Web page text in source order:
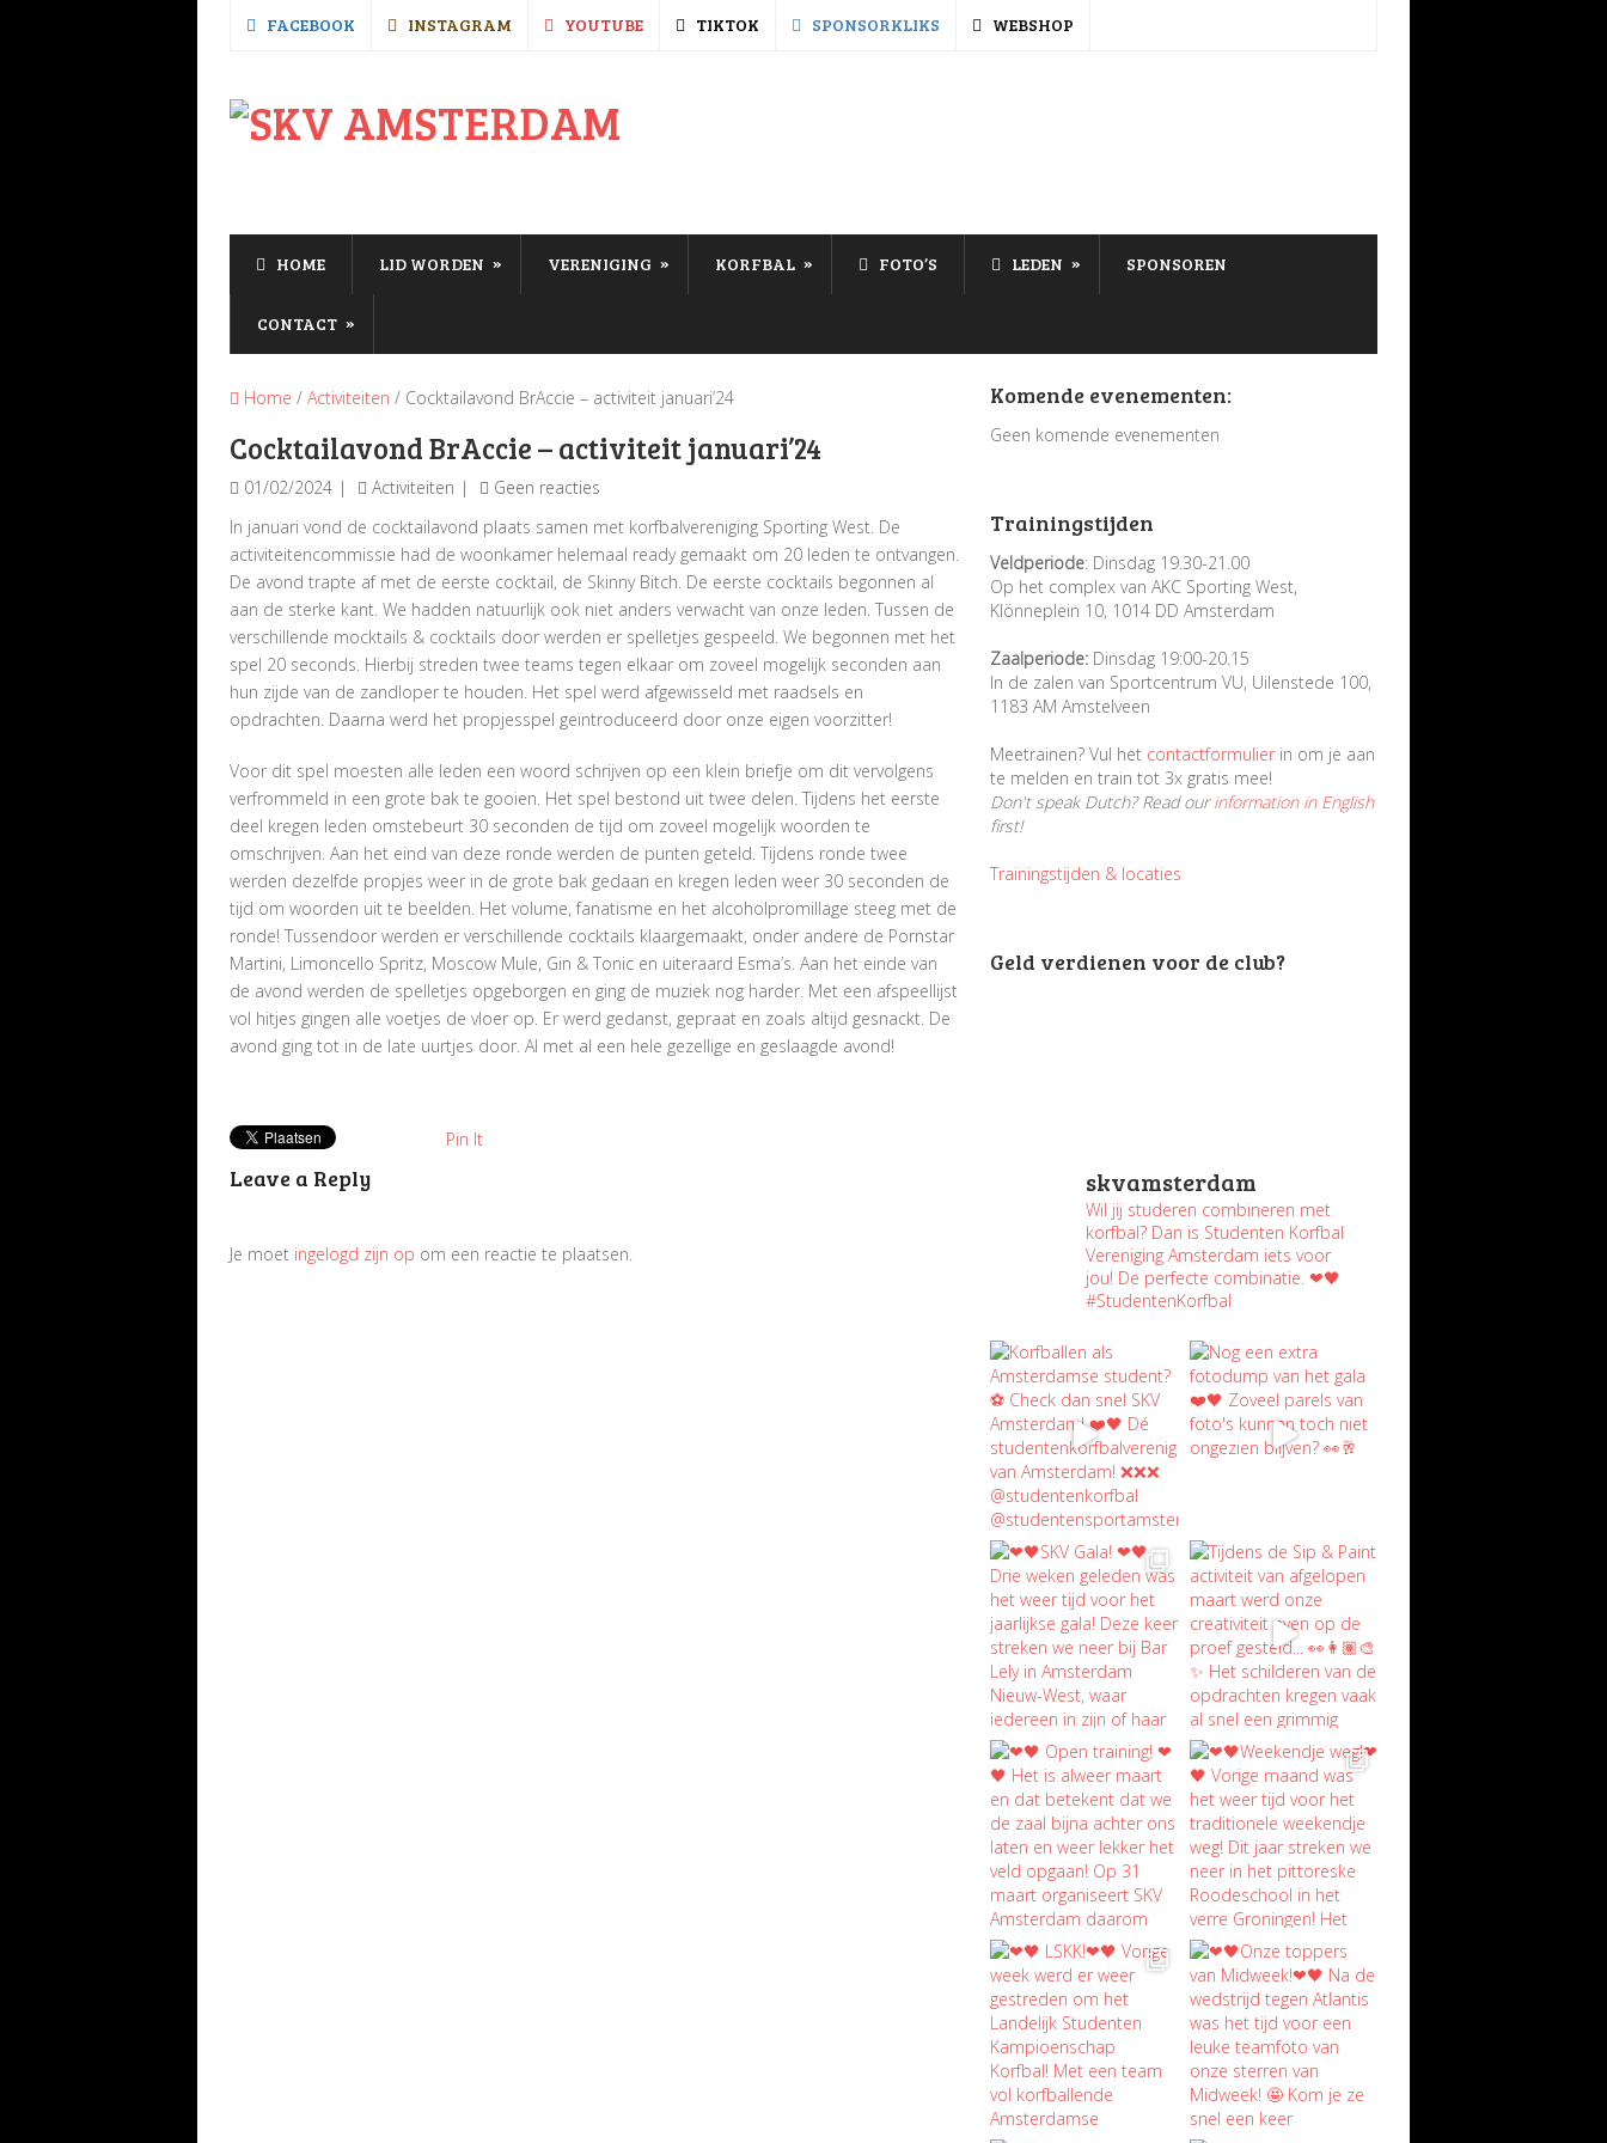
FACEBOOK INSTAGRAM YOUTUBE TIKTOK SPONSORKLIKS WEBSHOP
HOME LID WORDEN » VERENIGING » KORFBAL » FOTO’S LEDEN » SPONSOREN
CONTACT »
Home / Activiteiten / Cocktailavond BrAccie – activiteit januari’24
Cocktailavond BrAccie – activiteit januari’24
01/02/2024 Activiteiten
Geen reacties
In januari vond de cocktailavond plaats samen met korfbalvereniging Sporting West. De
activiteitencommissie had de woonkamer helemaal ready gemaakt om 20 leden te ontvangen.
De avond trapte af met de eerste cocktail, de Skinny Bitch. De eerste cocktails begonnen al
aan de sterke kant. We hadden natuurlijk ook niet anders verwacht van onze leden. Tussen de
verschillende mocktails & cocktails door werden er spelletjes gespeeld. We begonnen met het
spel 20 seconds. Hierbij streden twee teams tegen elkaar om zoveel mogelijk seconden aan
hun zijde van de zandloper te houden. Het spel werd afgewisseld met raadsels en
opdrachten. Daarna werd het propjesspel geïntroduceerd door onze eigen voorzitter!
Voor dit spel moesten alle leden een woord schrijven op een klein briefje om dit vervolgens
verfrommeld in een grote bak te gooien. Het spel bestond uit twee delen. Tijdens het eerste
deel kregen leden omstebeurt 30 seconden de tijd om zoveel mogelijk woorden te
omschrijven. Aan het eind van deze ronde werden de punten geteld. Tijdens ronde twee
werden dezelfde propjes weer in de grote bak gedaan en kregen leden weer 30 seconden de
tijd om woorden uit te beelden. Het volume, fanatisme en het alcoholpromillage steeg met de
ronde! Tussendoor werden er verschillende cocktails klaargemaakt, onder andere de Pornstar
Martini, Limoncello Spritz, Moscow Mule, Gin & Tonic en uiteraard Esma’s. Aan het einde van
de avond werden de spelletjes opgeborgen en ging de muziek nog harder. Met een afspeellijst
vol hitjes gingen alle voetjes de vloer op. Er werd gedanst, gepraat en zoals altijd gesnackt. De
avond ging tot in de late uurtjes door. Al met al een hele gezellige en geslaagde avond!
Pin It
Leave a Reply
Je moet ingelogd zijn op om een reactie te plaatsen.
Komende evenementen:
Geen komende evenementen
Trainingstijden
Veldperiode: Dinsdag 19.30-21.00
Op het complex van AKC Sporting West,
Klönneplein 10, 1014 DD Amsterdam
Zaalperiode: Dinsdag 19:00-20.15
In de zalen van Sportcentrum VU, Uilenstede 100,
1183 AM Amstelveen
Meetrainen? Vul het contactformulier in om je aan
te melden en train tot 3x gratis mee!
Don't speak Dutch? Read ourinformation in English
first!
Trainingstijden & locaties
Geld verdienen voor de club?
skvamsterdam
Wil jij studeren combineren met
korfbal? Dan is Studenten Korfbal
Vereniging Amsterdam iets voor
jou! De perfecte combinatie. ❤🖤
#StudentenKorfbal